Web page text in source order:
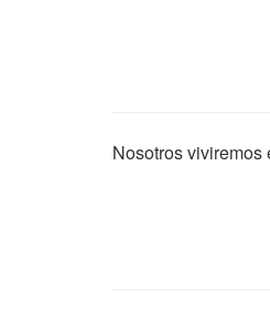
Nosotros viviremos